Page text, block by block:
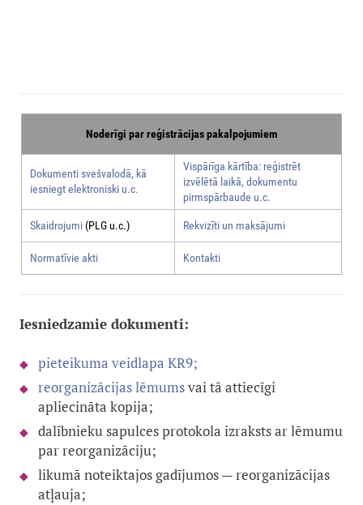
Noderīgi par reģistrācijas pakalpojumiem
Dokumenti svešvalodā, kā
iesniegt elektroniski u.c.
Vispārīga kārtība: reģistrēt
izvēlētā laikā, dokumentu
pirmspārbaude u.c.
Skaidrojumi(PLG u.c.) Rekvizīti un maksājumi
Normatīvie akti Kontakti
Iesniedzamie dokumenti:
pieteikuma veidlapa KR9;
reorganizācijas lēmumsvai tā attiecīgi
apliecināta kopija;
dalībnieku sapulces protokola izraksts ar lēmumu
par reorganizāciju;
likumā noteiktajos gadījumos — reorganizācijas
atļauja;